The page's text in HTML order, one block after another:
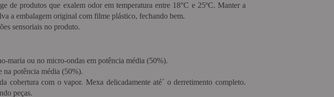
de produtos que exalem odor em temperatura entre 18°C e 25ºC. Manter a
a embalagem original com filme plástico, fechando bem.
sensoriais no produto.
maria ou no micro-ondas em potência média (50%).
na potência média (50%).
cobertura com o vapor. Mexa delicadamente até´ o derretimento completo.
peças.